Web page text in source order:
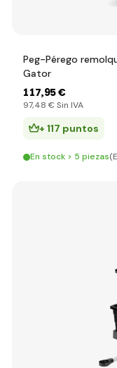
Peg-Pérego
Gator
117,95 €
97,48 € Sin IVA
+ 117 puntos
En stock > 5 piezas